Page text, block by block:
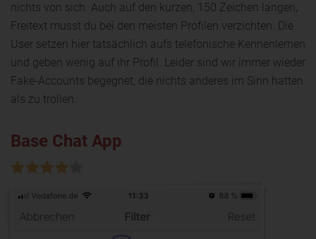
nichts von sich. Auch auf den kurzen, 150 Zeichen langen,
Freitext musst du bei den meisten Profilen verzichten. Die
User setzen hier tatsächlich aufs telefonische Kennenlernen
und geben wenig auf ihr Profil. Leider sind wir immer wieder
Fake-Accounts begegnet, die nichts anderes im Sinn hatten
als zu trollen.
Base Chat App